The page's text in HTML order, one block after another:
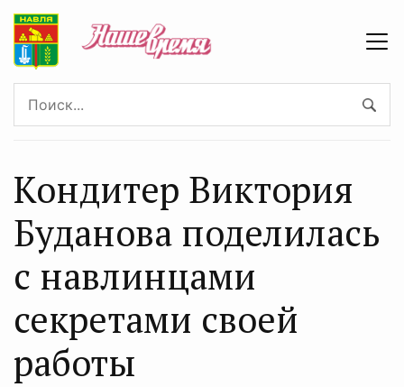
Кондитер Виктория
Буданова поделилась
с навлинцами
секретами своей
работы